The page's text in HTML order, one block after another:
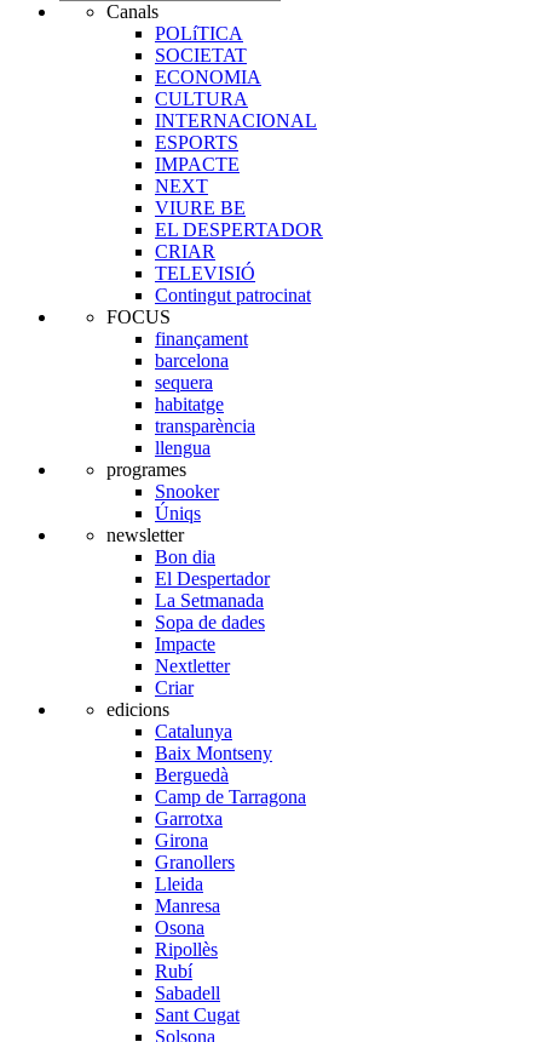
Canals
POLíTICA
SOCIETAT
ECONOMIA
CULTURA
INTERNACIONAL
ESPORTS
IMPACTE
NEXT
VIURE BE
EL DESPERTADOR
CRIAR
TELEVISIÓ
Contingut patrocinat
FOCUS
finançament
barcelona
sequera
habitatge
transparència
llengua
programes
Snooker
Úniqs
newsletter
Bon dia
El Despertador
La Setmanada
Sopa de dades
Impacte
Nextletter
Criar
edicions
Catalunya
Baix Montseny
Berguedà
Camp de Tarragona
Garrotxa
Girona
Granollers
Lleida
Manresa
Osona
Ripollès
Rubí
Sabadell
Sant Cugat
Solsona